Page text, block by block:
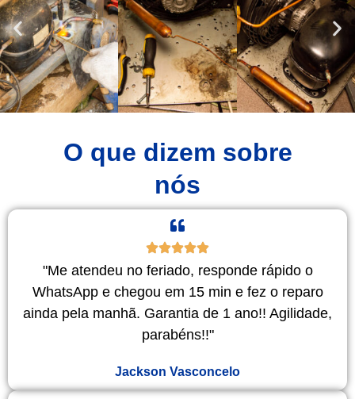
O que dizem sobre
nós
"Me atendeu no feriado, responde rápido o
WhatsApp e chegou em 15 min e fez o reparo
ainda pela manhã. Garantia de 1 ano!! Agilidade,
parabéns!!"
Jackson Vasconcelo